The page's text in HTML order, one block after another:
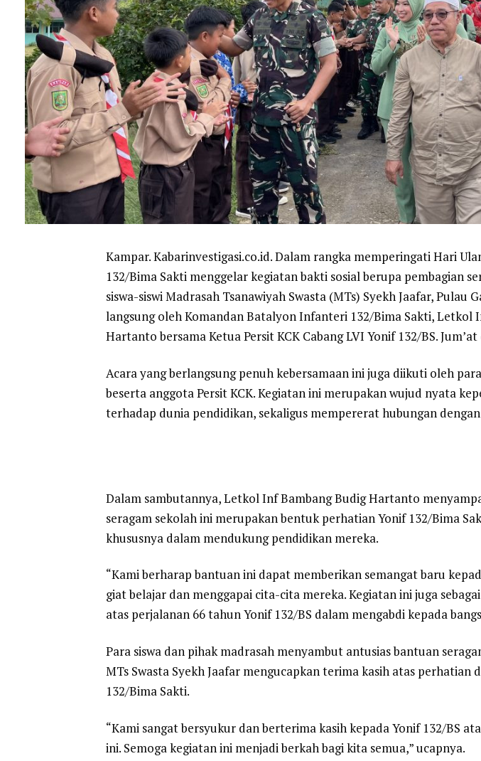
Kampar. Kabarinvestigasi.co.id. Dalam rangka memperingati Hari
132/Bima Sakti menggelar kegiatan bakti sosial berupa pembagian
siswa-siswi Madrasah Tsanawiyah Swasta (MTs) Syekh Jaafar, Pulau
langsung oleh Komandan Batalyon Infanteri 132/Bima Sakti, Letkol
Hartanto bersama Ketua Persit KCK Cabang LVI Yonif 132/BS.
Acara yang berlangsung penuh kebersamaan ini juga diikuti oleh
beserta anggota Persit KCK. Kegiatan ini merupakan wujud nyata
terhadap dunia pendidikan, sekaligus mempererat hubungan
Dalam sambutannya, Letkol Inf Bambang Budig Hartanto
seragam sekolah ini merupakan bentuk perhatian Yonif 132/Bima
khususnya dalam mendukung pendidikan mereka.
“Kami berharap bantuan ini dapat memberikan semangat baru
giat belajar dan menggapai cita-cita mereka. Kegiatan ini juga
atas perjalanan 66 tahun Yonif 132/BS dalam mengabdi kepada
Para siswa dan pihak madrasah menyambut antusias bantuan
MTs Swasta Syekh Jaafar mengucapkan terima kasih atas perhatian
132/Bima Sakti.
“Kami sangat bersyukur dan berterima kasih kepada Yonif 132/BS
ini. Semoga kegiatan ini menjadi berkah bagi kita semua,” ucapnya.